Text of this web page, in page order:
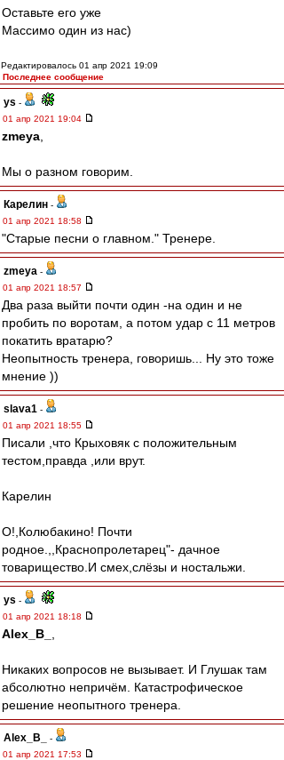
Оставьте его уже
Массимо один из нас)
Редактировалось 01 апр 2021 19:09
Последнее сообщение
ys -
01 апр 2021 19:04
zmeya
Мы о разном говорим.
Карелин -
01 апр 2021 18:58
"Старые песни о главном." Тренере.
zmeya -
01 апр 2021 18:57
Два раза выйти почти один -на один и не
пробить по воротам, а потом удар с 11 метров
покатить вратарю?
Неопытность тренера, говоришь... Ну это тоже
мнение ))
slava1 -
01 апр 2021 18:55
Писали ,что Крыховяк с положительным
тестом,правда ,или врут.
Карелин
О!,Колюбакино! Почти
родное.,,Краснопролетарец"- дачное
товарищество.И смех,слёзы и ностальжи.
ys -
01 апр 2021 18:18
Alex_B_
Никаких вопросов не вызывает. И Глушак там
абсолютно непричём. Катастрофическое
решение неопытного тренера.
Alex_B_
-
01 апр 2021 17:53